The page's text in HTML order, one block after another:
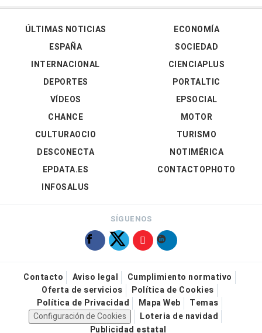
ÚLTIMAS NOTICIAS
ESPAÑA
INTERNACIONAL
DEPORTES
VÍDEOS
ECONOMÍA
SOCIEDAD
CIENCIAPLUS
PORTALTIC
EPSOCIAL
CHANCE
CULTURAOCIO
DESCONECTA
EPDATA.ES
INFOSALUS
MOTOR
TURISMO
NOTIMÉRICA
CONTACTOPHOTO
SÍGUENOS
Contacto Aviso legal
Cumplimiento normativo
Oferta de servicios
Política de Cookies
Política de Privacidad
Mapa Web
Temas
Configuración de Cookies
Loteria de navidad
Publicidad estatal